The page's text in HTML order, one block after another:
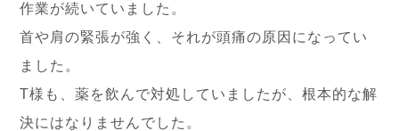
作業が続いていました。
首や肩の緊張が強く、それが頭痛の原因になってい
ました。
T様も、薬を飲んで対処していましたが、根本的な解
決にはなりませんでした。